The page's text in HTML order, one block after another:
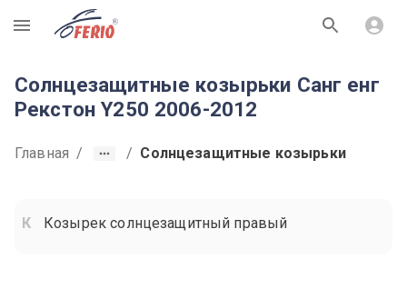
R
Солнцезащитные козырьки Санг енг
Рекстон Y250 2006-2012
Главная / / Солнцезащитные козырьки
Козырек солнцезащитный правый